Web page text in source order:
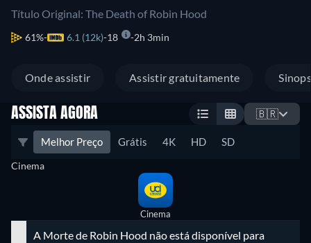
Título Original: The Death of Robin Hood
61% 6.1 (12k) 18 2h 3min
Onde assistir Assistir gratuitamente
ASSISTA AGORA 🇧🇷
Melhor Preço Grátis 4K HD SD
Cinema
Cinema
A Morte de Robin Hood não está disponível para